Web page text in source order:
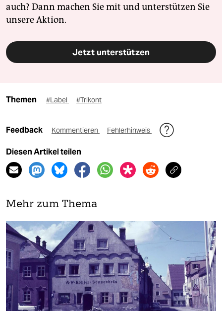
auch? Dann machen Sie mit und unterstützen Sie
unsere Aktion.
Jetzt unterstützen
Themen #Label #Trikont
Feedback Kommentieren Fehlerhinweis
Diesen Artikel teilen
Mehr zum Thema